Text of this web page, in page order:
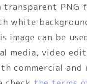
transparent PNG
white
image can be
media, video
commercial and